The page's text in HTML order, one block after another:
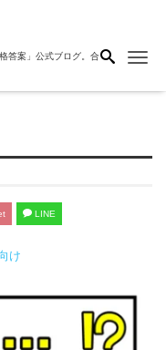
答案」公式ブログ。合
LINE
け